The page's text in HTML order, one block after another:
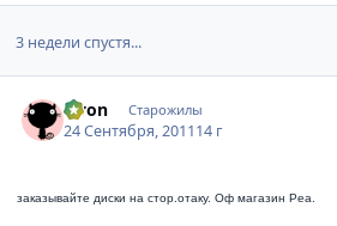
3 недели спустя...
Qvon Старожилы
24 Сентября, 201114 г
заказывайте диски на стор.отаку. Оф магазин Реа.